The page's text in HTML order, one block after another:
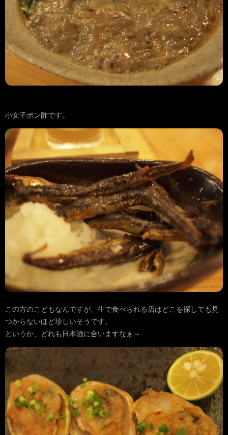
小女子ポン酢です。
この方のこどもなんですが、生で食べられる店はどこを探しても見
つからないほど珍しいそうです。
というか、どれも日本酒に合いますなぁ～